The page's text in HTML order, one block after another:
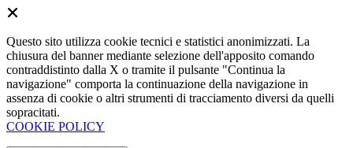
Questo sito utilizza cookie tecnici e statistici anonimizzati. La
chiusura del banner mediante selezione dell'apposito comando
contraddistinto dalla X o tramite il pulsante "Continua la
navigazione" comporta la continuazione della navigazione in
assenza di cookie o altri strumenti di tracciamento diversi da quelli
sopracitati.
COOKIE POLICY